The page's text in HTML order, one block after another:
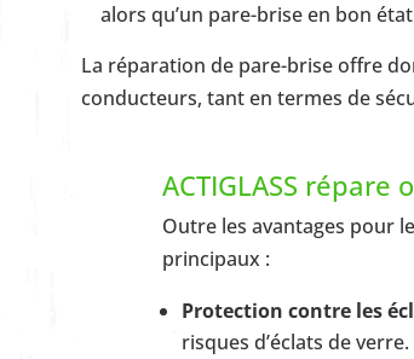
alors qu’un pare-brise en bon
La réparation de pare-brise offre
conducteurs, tant en termes de
ACTIGLASS
Outre les avantages pour
principaux :
Protection contre les
risques d’éclats de